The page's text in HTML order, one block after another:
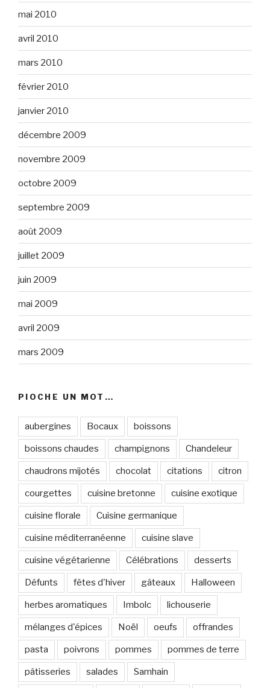
mai 2010
avril 2010
mars 2010
février 2010
janvier 2010
décembre 2009
novembre 2009
octobre 2009
septembre 2009
août 2009
juillet 2009
juin 2009
mai 2009
avril 2009
mars 2009
PIOCHE UN MOT…
aubergines Bocaux boissons
boissons chaudes champignons Chandeleur
chaudrons mijotés chocolat citations citron
courgettes cuisine bretonne cuisine exotique
cuisine florale Cuisine germanique
cuisine méditerranéenne cuisine slave
cuisine végétarienne Célébrations desserts
Défunts fêtes d'hiver gâteaux Halloween
herbes aromatiques Imbolc lichouserie
mélanges d'épices Noël oeufs offrandes
pasta poivrons pommes pommes de terre
pâtisseries salades Samhain